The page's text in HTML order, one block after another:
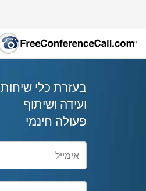
בעזרת כלי שיחות
ועידה ושיתוף
פעולה חינמי